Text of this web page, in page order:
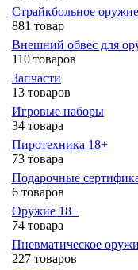
Страйкбольное оружие
881 товар
Внешний обвес для
110 товаров
Запчасти
13 товаров
Игровые наборы
34 товара
Пиротехника 18+
73 товара
Подарочные
6 товаров
Оружие 18+
74 товара
Пневматическое
227 товаров